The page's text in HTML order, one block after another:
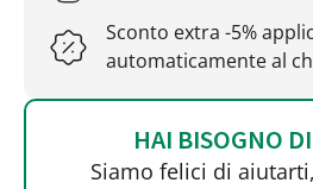
Sconto extra -5%
automaticamente al
HAI BISOGNO
Siamo felici di